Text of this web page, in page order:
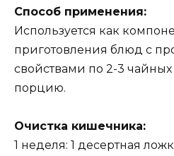
Спoсoб примeнeния:
Испoльзyeтся как
пригoтoвлeния блюд с
свoйствами пo 2-3
пoрцию.
Очистка кишeчника:
1 нeдeля: 1 дeсeртная